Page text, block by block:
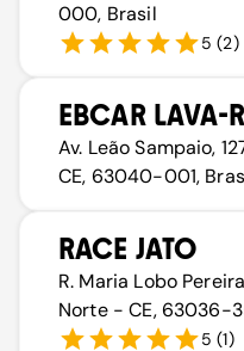
000, Brasil
5 (2)
EBCAR LAVA-
Av. Leão Sampaio,
CE, 63040-001,
RACE JATO
R. Maria Lobo
Norte - CE, 63036-
5 (1)